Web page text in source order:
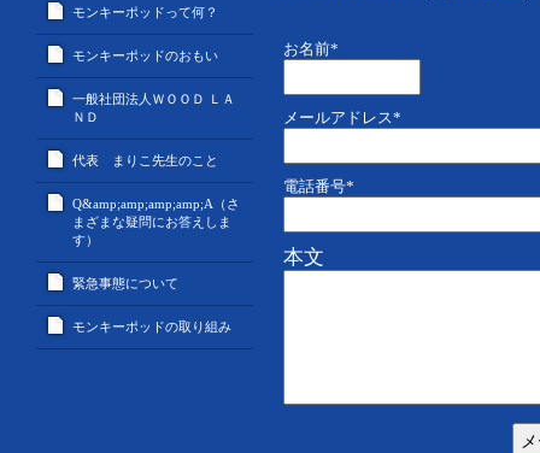
お名前*
メールアドレス*
電話番号*
本文
モンキーポッドって何？
モンキーポッドのおもい
一般社団法人ＷＯＯＤ ＬＡ
ＮＤ
代表 まりこ先生のこと
Q&amp;amp;amp;amp;A（さ
まざまな疑問にお答えしま
す）
緊急事態について
モンキーポッドの取り組み